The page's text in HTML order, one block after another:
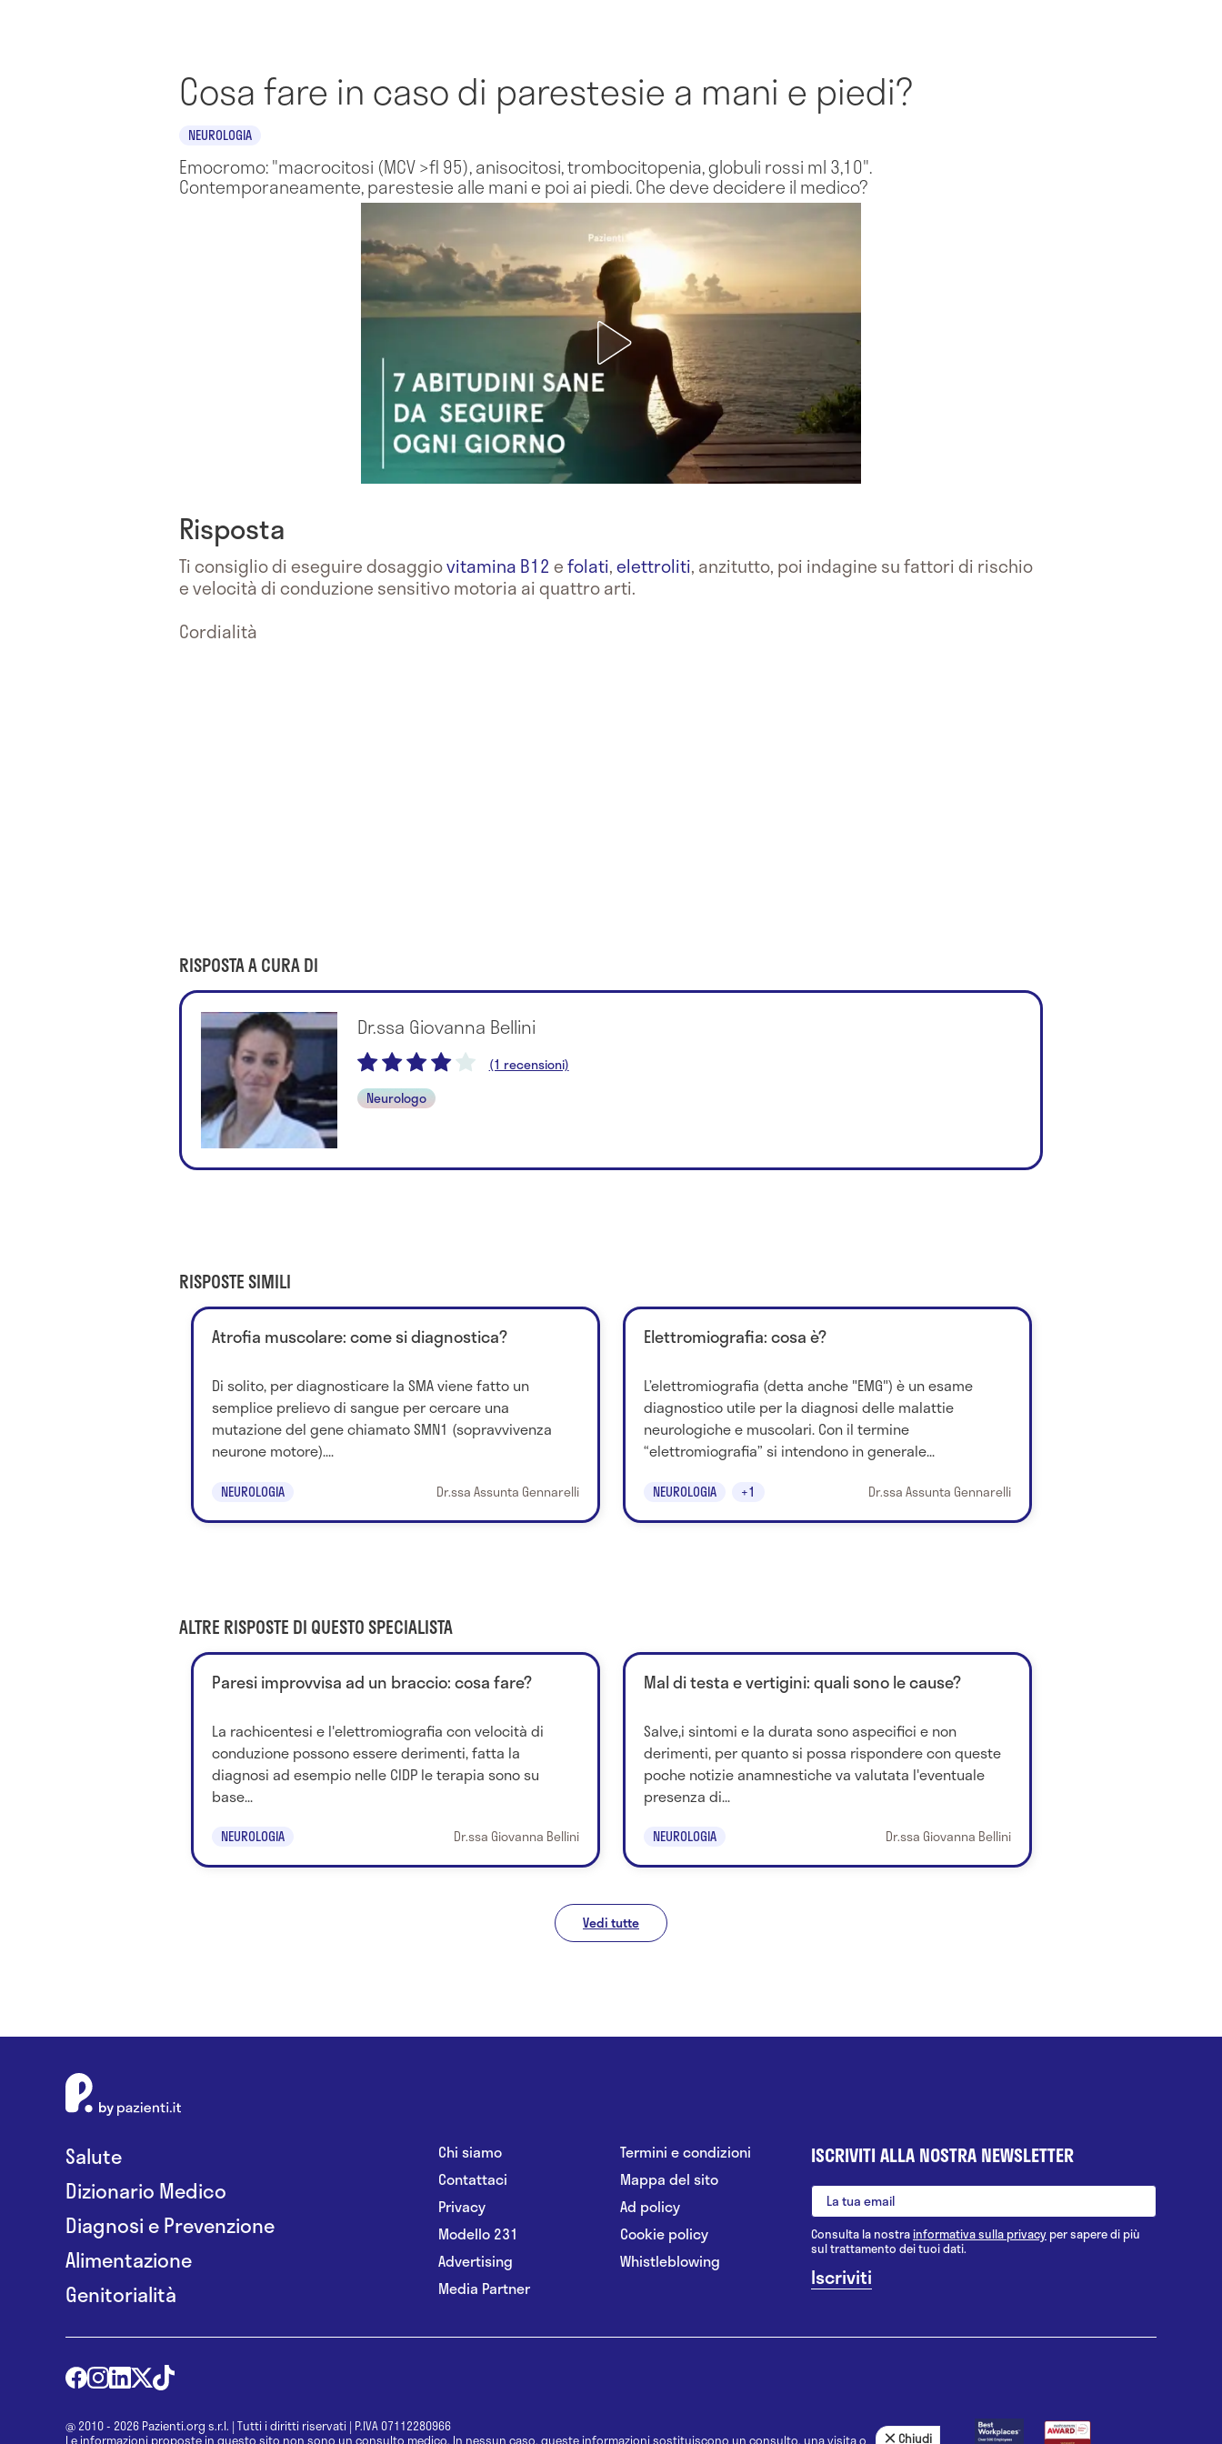
Cosa fare in caso di parestesie a mani e piedi?
NEUROLOGIA
Emocromo: "macrocitosi (MCV >fl 95), anisocitosi, trombocitopenia, globuli rossi ml 3,10".
Contemporaneamente, parestesie alle mani e poi ai piedi. Che deve decidere il medico?
Risposta
Ti consiglio di eseguire dosaggiovitamina B12 efolati,elettroliti, anzitutto, poi indagine su fattori di rischio
e velocità di conduzione sensitivo motoria ai quattro arti.
Cordialità
RISPOSTA A CURA DI
Dr.ssa Giovanna Bellini
(1 recensioni)
Neurologo
RISPOSTE SIMILI
Atrofia muscolare: come si diagnostica?
Di solito, per diagnosticare la SMA viene fatto un
semplice prelievo di sangue per cercare una
mutazione del gene chiamato SMN1 (sopravvivenza
neurone motore)....
NEUROLOGIA Dr.ssa Assunta Gennarelli
Elettromiografia: cosa è?
L’elettromiografia (detta anche "EMG") è un esame
diagnostico utile per la diagnosi delle malattie
neurologiche e muscolari. Con il termine
“elettromiografia” si intendono in generale...
NEUROLOGIA +1 Dr.ssa Assunta Gennarelli
ALTRE RISPOSTE DI QUESTO SPECIALISTA
Paresi improvvisa ad un braccio: cosa fare?
La rachicentesi e l'elettromiografia con velocità di
conduzione possono essere derimenti, fatta la
diagnosi ad esempio nelle CIDP le terapia sono su
base...
NEUROLOGIA Dr.ssa Giovanna Bellini
Mal di testa e vertigini: quali sono le cause?
Salve,i sintomi e la durata sono aspecifici e non
derimenti, per quanto si possa rispondere con queste
poche notizie anamnestiche va valutata l'eventuale
presenza di...
NEUROLOGIA Dr.ssa Giovanna Bellini
Vedi tutte
Salute
Dizionario Medico
Diagnosi e Prevenzione
Alimentazione
Genitorialità
Chi siamo
Contattaci
Privacy
Modello 231
Advertising
Media Partner
Termini e condizioni
Mappa del sito
Ad policy
Cookie policy
Whistleblowing
ISCRIVITI ALLA NOSTRA NEWSLETTER
Consulta la nostrainformativa sulla privacy per sapere di più
sul trattamento dei tuoi dati.
@ 2010 - 2026 Pazienti.org s.r.l. | Tutti i diritti riservati | P.IVA 07112280966
Le informazioni proposte in questo sito non sono un consulto medico. In nessun caso, queste informazioni sostituiscono un consulto, una visita o
Chiudi